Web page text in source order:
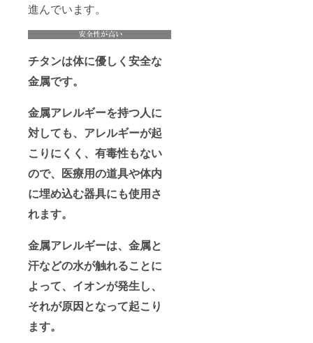
進んでいます。
チタンは体に優しく安全な
金属です。
金属アレルギーを持つ人に
対しても、アレルギーが起
こりにくく、有毒性もない
ので、医療用の道具や体内
に埋め込む器具にも使用さ
れます。
金属アレルギーは、金属と
汗などの水が触れることに
よって、イオンが発生し、
それが原因となって起こり
ます。